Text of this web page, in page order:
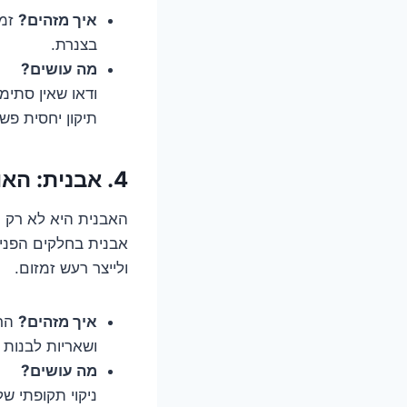
איך מזהים?
בצנרת.
מה עושים?
ודאו שאין
תיקון יחסית
4. אבנית: האויב השקט של המדיח.
האבנית היא לא
אבנית בחלקים
ולייצר רעש זמזום.
איך מזהים?
ושאריות
מה עושים?
ניקוי תקופתי